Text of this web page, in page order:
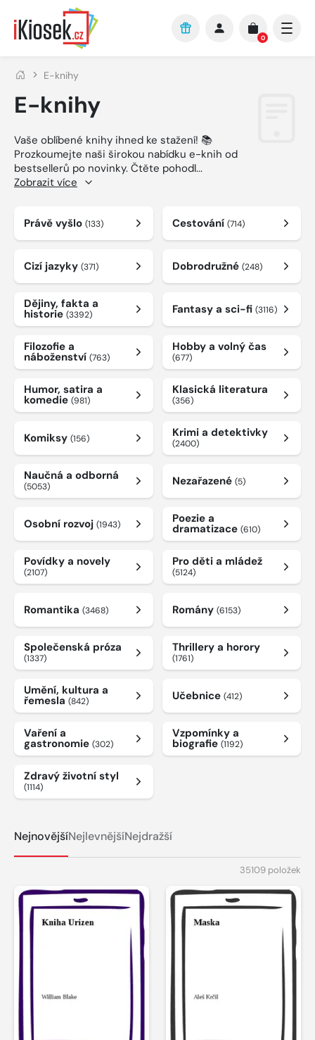
Přejít na hlavní obsah
0
E-knihy
E-knihy
Vaše oblíbené knihy ihned ke stažení! 📚
Prozkoumejte naši širokou nabídku e-knih od
bestsellerů po novinky. Čtěte pohodl...
Zobrazit více
Právě vyšlo (133) Cestování (714)
Cizí jazyky (371) Dobrodružné (248)
Dějiny, fakta a
historie (3392) Fantasy a sci-fi (3116)
Filozofie a
náboženství (763)
Hobby a volný čas
(677)
Humor, satira a
komedie (981)
Klasická literatura
(356)
Komiksy (156) Krimi a detektivky
(2400)
Naučná a odborná
(5053) Nezařazené (5)
Osobní rozvoj (1943) Poezie a
dramatizace (610)
Povídky a novely
(2107)
Pro děti a mládež
(5124)
Romantika (3468) Romány (6153)
Společenská próza
(1337)
Thrillery a horory
(1761)
Umění, kultura a
řemesla (842) Učebnice (412)
Vaření a
gastronomie (302)
Vzpomínky a
biografie (1192)
Zdravý životní styl
(1114)
NejnovějšíNejlevnějšíNejdražší
35109 položek